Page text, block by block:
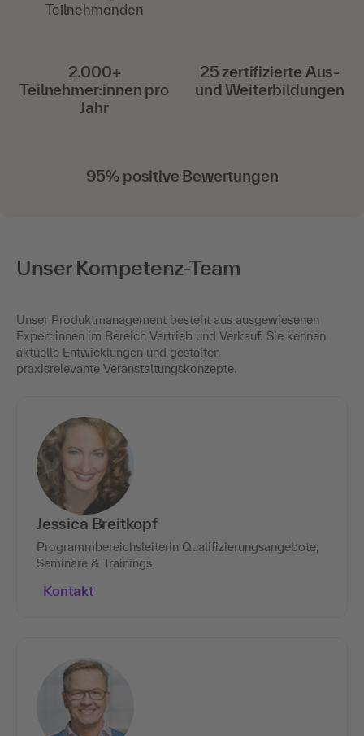
Teilnehmenden
2.000+
Teilnehmer:innen pro
Jahr
25 zertifizierte Aus-
und Weiterbildungen
95% positive Bewertungen
Unser Kompetenz-Team
Unser Produktmanagement besteht aus ausgewiesenen
Expert:innen im Bereich Vertrieb und Verkauf. Sie kennen
aktuelle Entwicklungen und gestalten
praxisrelevante Veranstaltungskonzepte.
Jessica Breitkopf
Programmbereichsleiterin Qualifizierungsangebote,
Seminare & Trainings
Kontakt